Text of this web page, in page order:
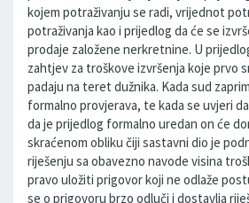
kojem potraživanju se radi, vrijednot
potraživanja kao i prijedlog da će se
prodaje založene nerkretnine. U
zahtjev za troškove izvršenja koje prvo
padaju na teret dužnika. Kada sud
formalno provjerava, te kada se uvjeri
da je prijedlog formalno uredan on će
skraćenom obliku čiji sastavni dio je
riješenju sa obavezno navode visina
pravo uložiti prigovor koji ne odlaže
se o prigovoru brzo odluči i dostavlja